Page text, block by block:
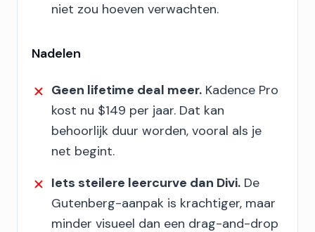
niet zou hoeven verwachten.
Nadelen
Geen lifetime deal meer. Kadence Pro
kost nu $149 per jaar. Dat kan
behoorlijk duur worden, vooral als je
net begint.
Iets steilere leercurve dan Divi. De
Gutenberg-aanpak is krachtiger, maar
minder visueel dan een drag-and-drop